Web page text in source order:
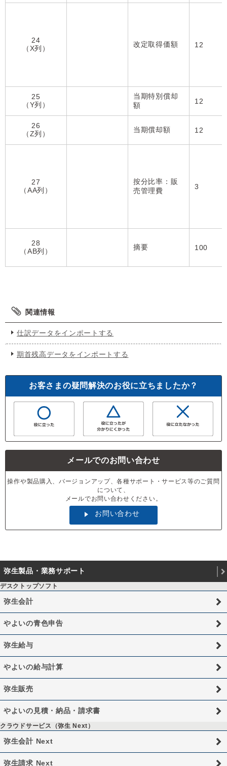
24
（X列）
改定取得価額 12
25
（Y列）
当期特別償却
額
12
26
（Z列）
当期償却額 12
27
（AA列）
按分比率：販
売管理費
3
28
（AB列）
摘要 100
関連情報
仕訳データをインポートする
期首残高データをインポートする
お客さまの疑問解決のお役に立ちましたか？
メールでのお問い合わせ
操作や製品購入、バージョンアップ、各種サポート・サービス等のご質問
について、
メールでお問い合わせください。
お問い合わせ
弥生製品・業務サポート
デスクトップソフト
弥生会計
やよいの青色申告
弥生給与
やよいの給与計算
弥生販売
やよいの見積・納品・請求書
クラウドサービス（弥生 Next）
弥生会計 Next
弥生請求 Next